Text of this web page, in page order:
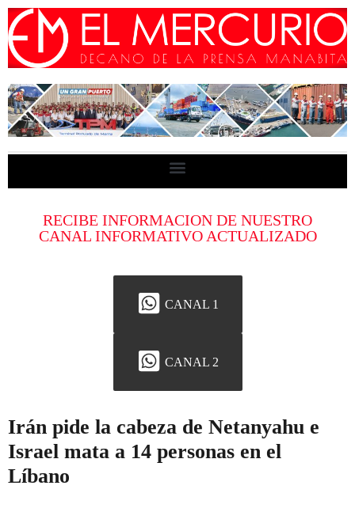
RECIBE INFORMACION DE NUESTRO
CANAL INFORMATIVO ACTUALIZADO
CANAL 1
CANAL 2
Irán pide la cabeza de Netanyahu e
Israel mata a 14 personas en el
Líbano